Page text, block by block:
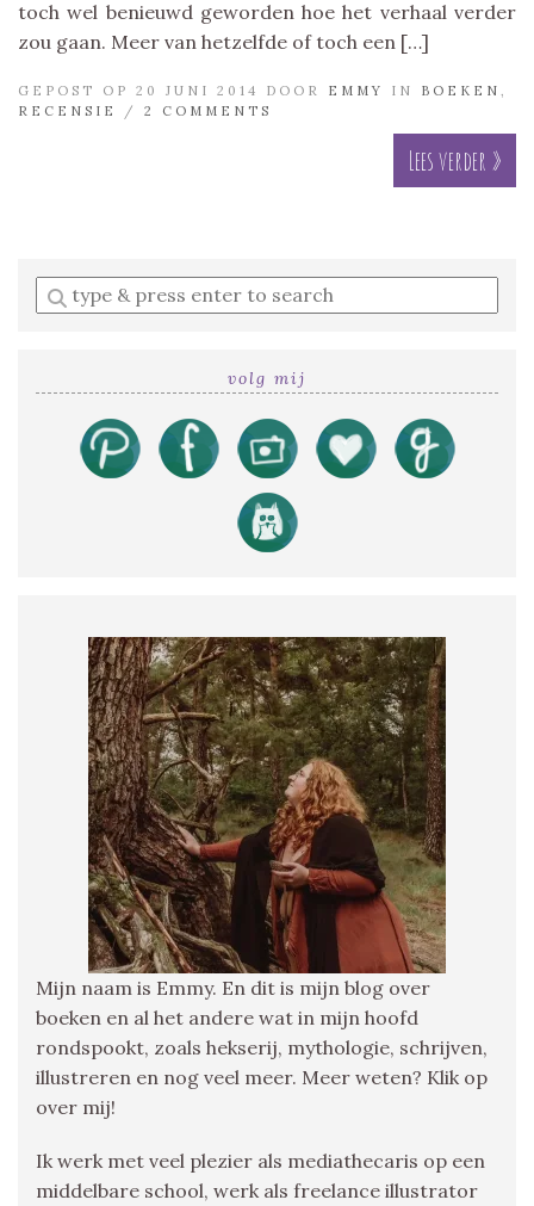
toch wel benieuwd geworden hoe het verhaal verder
zou gaan. Meer van hetzelfde of toch een […]
GEPOST OP 20 JUNI 2014 DOOR EMMY IN BOEKEN
RECENSIE
/ 2 COMMENTS
Lees verder »
Enter
a
volg mij
Mijn naam is Emmy. En dit is mijn blog over
boeken en al het andere wat in mijn hoofd
rondspookt, zoals hekserij, mythologie, schrijven,
illustreren en nog veel meer. Meer weten? Klik op
over mij!
Ik werk met veel plezier als mediathecaris op een
middelbare school, werk als freelance illustrator